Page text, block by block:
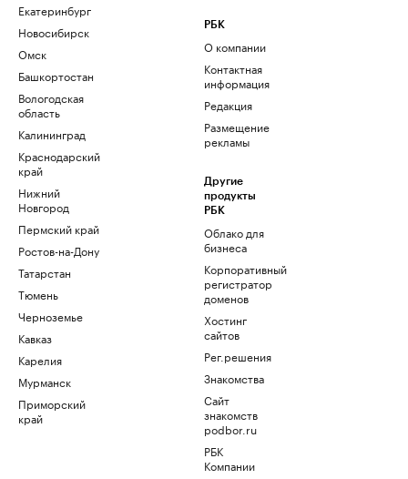
Екатеринбург
Новосибирск
Омск
Башкортостан
Вологодская
область
Калининград
Краснодарский
край
Нижний
Новгород
Пермский край
Ростов-на-Дону
Татарстан
Тюмень
Черноземье
Кавказ
Карелия
Мурманск
Приморский
край
РБК
О компании
Контактная
информация
Редакция
Размещение
рекламы
Другие
продукты
РБК
Облако для
бизнеса
Корпоративный
регистратор
доменов
Хостинг
сайтов
Рег.решения
Знакомства
Сайт
знакомств
podbor.ru
РБК
Компании